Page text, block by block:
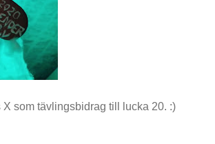
som tävlingsbidrag till lucka 20. :)